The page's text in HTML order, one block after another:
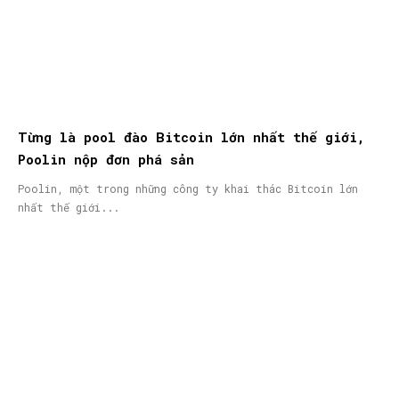
Từng là pool đào Bitcoin lớn nhất thế giới,
Poolin nộp đơn phá sản
Poolin, một trong những công ty khai thác Bitcoin lớn
nhất thế giới...